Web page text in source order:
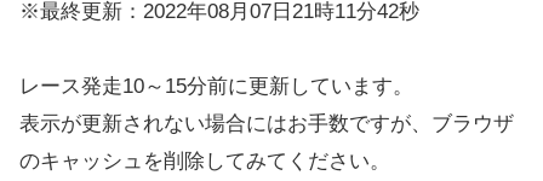
※最終更新：2022年08月07日21時11分42秒
レース発走10～15分前に更新しています。
表示が更新されない場合にはお手数ですが、ブラウザ
のキャッシュを削除してみてください。